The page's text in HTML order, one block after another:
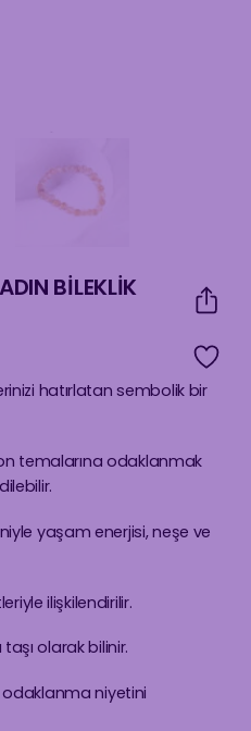
BİLEKLİK
hatırlatan sembolik bir
temalarına odaklanmak
yaşam enerjisi, neşe ve
ilişkilendirilir.
olarak bilinir.
odaklanma niyetini